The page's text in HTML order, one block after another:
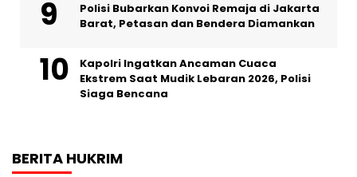
Polisi Bubarkan Konvoi Remaja di Jakarta
Barat, Petasan dan Bendera Diamankan
Kapolri Ingatkan Ancaman Cuaca
Ekstrem Saat Mudik Lebaran 2026, Polisi
Siaga Bencana
BERITA HUKRIM